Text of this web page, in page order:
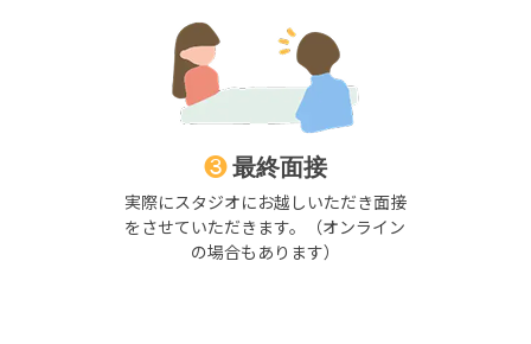
❸ 最終面接
実際にスタジオにお越しいただき面接
をさせていただきます。
（オンライン
の場合もあります）